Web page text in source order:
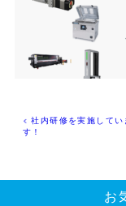
社内研修を実施してい
す！
お